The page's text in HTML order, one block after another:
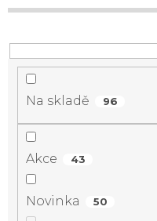
Na skladě 96
Akce 43
Novinka 50